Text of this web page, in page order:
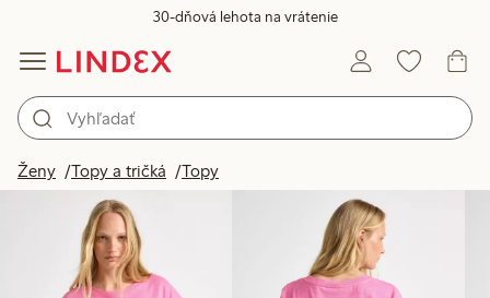
30-dňová lehota na vrátenie
Ženy Topy a tričká Topy